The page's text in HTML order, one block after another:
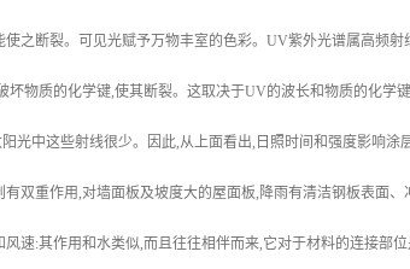
之断裂。可见光赋予万物丰室的色彩。UV紫外光谱属高频射
物质的化学键,使其断裂。这取决于UV的波长和物质的化学
光中这些射线很少。因此,从上面看出,日照时间和强度影响涂
双重作用,对墙面板及坡度大的屋面板,降雨有清洁钢板表面、
速:其作用和水类似,而且往往相伴而来,它对于材料的连接部位